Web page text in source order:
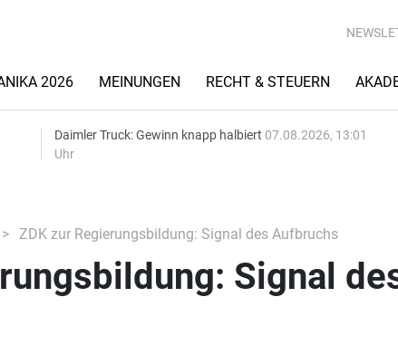
2026 MEINUNGEN RECHT & STEUERN
Daimler Truck: Gewinn knapp halbiert 07.08.2026, 13:01
Uhr
ZDK zur Regierungsbildung: Signal des Aufbruchs
Signal